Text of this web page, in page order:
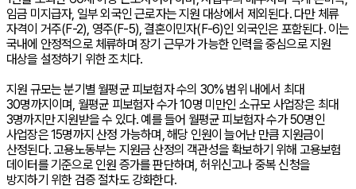
임금 미지급자, 일부 외국인 근로자는 지원 대상에서 제외된다. 다만 체류
자격이 거주(F-2), 영주(F-5), 결혼이민자(F-6)인 외국인은 포함된다. 이는
국내에 안정적으로 체류하며 장기 근무가 가능한 인력을 중심으로 지원
대상을 설정하기 위한 조치다.
지원 규모는 분기별 월평균 피보험자 수의 30% 범위 내에서 최대
30명까지이며, 월평균 피보험자 수가 10명 미만인 소규모 사업장은 최대
3명까지만 지원받을 수 있다. 예를 들어 월평균 피보험자 수가 50명인
사업장은 15명까지 산정 가능하며, 해당 인원이 늘어난 만큼 지원금이
산정된다. 고용노동부는 지원금 산정의 객관성을 확보하기 위해 고용보험
데이터를 기준으로 인원 증가를 판단하며, 허위신고나 중복 신청을
방지하기 위한 검증 절차도 강화한다.